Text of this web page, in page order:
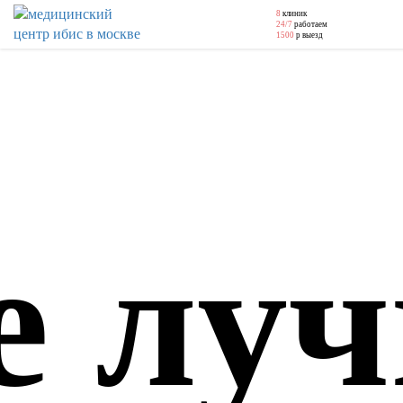
8 клиник
24/7 работаем
1500 р выезд